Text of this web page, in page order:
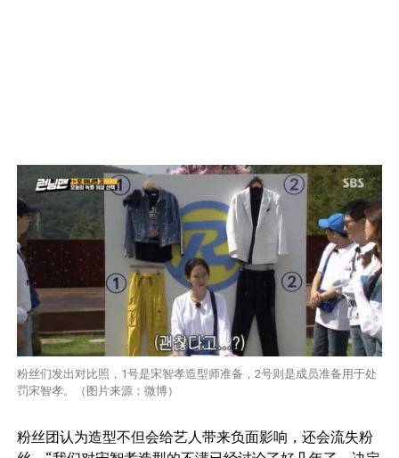
粉丝们发出对比照，1号是宋智孝造型师准备，2号则是成员准备用于处
罚宋智孝。（图片来源：微博）
粉丝团认为造型不但会给艺人带来负面影响，还会流失粉